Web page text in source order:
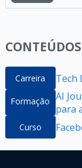
Carreira Tech
Formação AI
para
Curso